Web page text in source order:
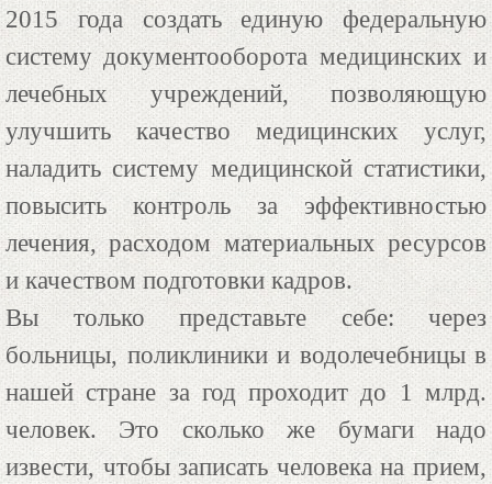
2015 года создать единую федеральную
систему документооборота медицинских и
лечебных учреждений, позволяющую
улучшить качество медицинских услуг,
наладить систему медицинской статистики,
повысить контроль за эффективностью
лечения, расходом материальных ресурсов
и качеством подготовки кадров.
Вы только представьте себе: через
больницы, поликлиники и водолечебницы в
нашей стране за год проходит до 1 млрд.
человек. Это сколько же бумаги надо
извести, чтобы записать человека на прием,